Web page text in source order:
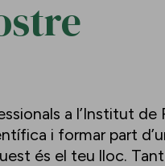
a l’Institut de
i formar part
és el teu lloc.